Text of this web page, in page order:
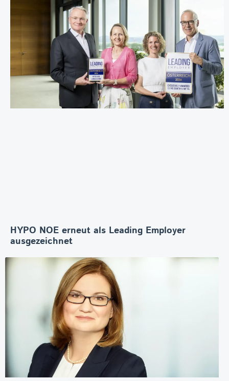
HYPO NOE erneut als Leading Employer
ausgezeichnet